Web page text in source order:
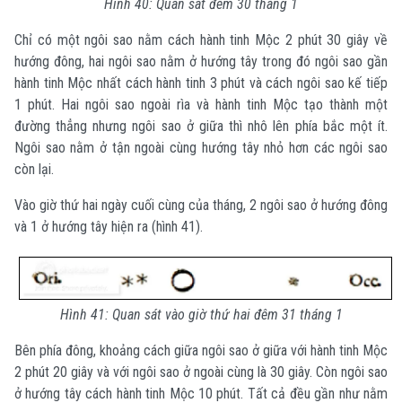
Hình 40: Quan sát đêm 30 tháng 1
Chỉ có một ngôi sao nằm cách hành tinh Mộc 2 phút 30 giây về
hướng đông, hai ngôi sao nằm ở hướng tây trong đó ngôi sao gần
hành tinh Mộc nhất cách hành tinh 3 phút và cách ngôi sao kế tiếp
1 phút. Hai ngôi sao ngoài rìa và hành tinh Mộc tạo thành một
đường thẳng nhưng ngôi sao ở giữa thì nhô lên phía bắc một ít.
Ngôi sao nằm ở tận ngoài cùng hướng tây nhỏ hơn các ngôi sao
còn lại.
Vào giờ thứ hai ngày cuối cùng của tháng, 2 ngôi sao ở hướng đông
và 1 ở hướng tây hiện ra (hình 41).
Hình 41: Quan sát vào giờ thứ hai đêm 31 tháng 1
Bên phía đông, khoảng cách giữa ngôi sao ở giữa với hành tinh Mộc
2 phút 20 giây và với ngôi sao ở ngoài cùng là 30 giây. Còn ngôi sao
ở hướng tây cách hành tinh Mộc 10 phút. Tất cả đều gần như nằm